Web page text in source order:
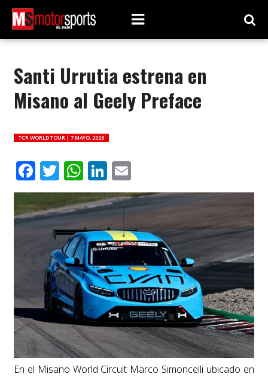
Santi Urrutia estrena en
Misano al Geely Preface
TCR WORLD TOUR | 7 MAYO, 2026
Facebook
Twitter
WhatsApp
LinkedIn
Email
En el Misano World Circuit Marco Simoncelli ubicado en